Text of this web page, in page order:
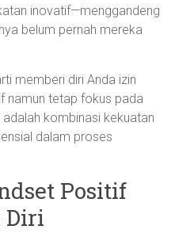
inovatif—menggandeng
belum pernah mereka
memberi diri Anda izin
namun tetap fokus pada
kombinasi kekuatan
dalam proses
Positif
Diri